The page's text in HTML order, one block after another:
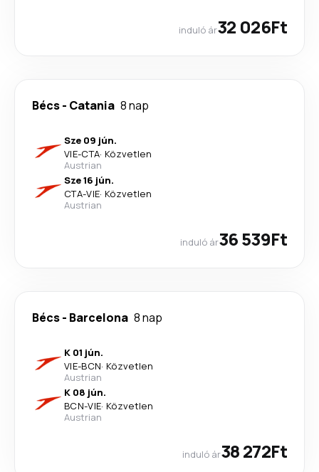
induló ár32 026Ft
Bécs- Catania 8 nap
Sze 09 jún.
VIE-CTA· Közvetlen
Austrian
Sze 16 jún.
CTA-VIE· Közvetlen
Austrian
induló ár36 539Ft
Bécs- Barcelona 8 nap
K 01 jún.
VIE-BCN· Közvetlen
Austrian
K 08 jún.
BCN-VIE· Közvetlen
Austrian
induló ár38 272Ft